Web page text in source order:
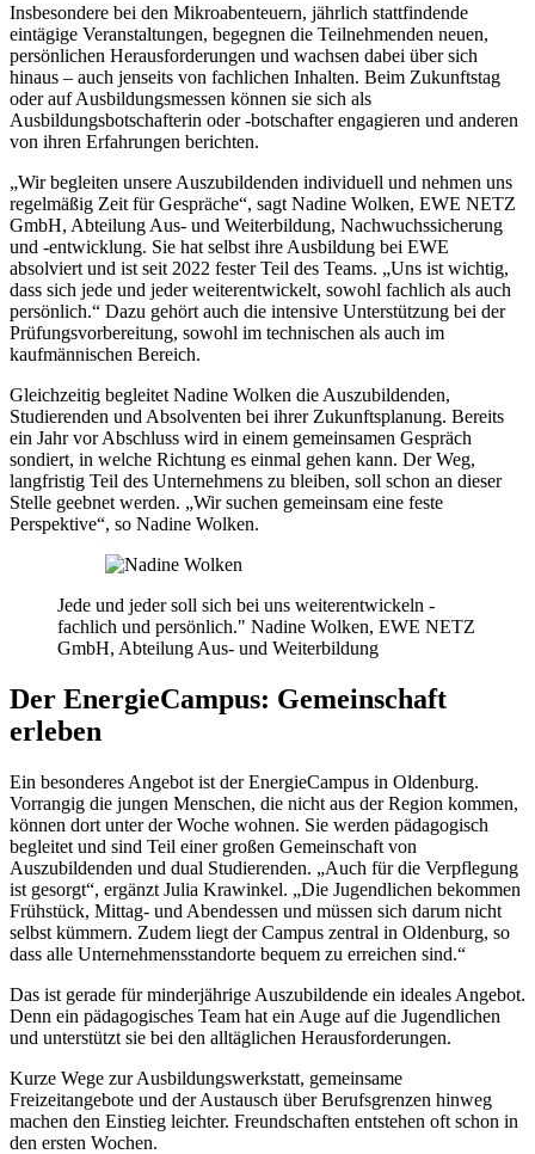
Insbesondere bei den Mikroabenteuern, jährlich stattfindende
eintägige Veranstaltungen, begegnen die Teilnehmenden neuen,
persönlichen Herausforderungen und wachsen dabei über sich
hinaus – auch jenseits von fachlichen Inhalten. Beim Zukunftstag
oder auf Ausbildungsmessen können sie sich als
Ausbildungsbotschafterin oder -botschafter engagieren und anderen
von ihren Erfahrungen berichten.
„Wir begleiten unsere Auszubildenden individuell und nehmen uns
regelmäßig Zeit für Gespräche“, sagt Nadine Wolken, EWE NETZ
GmbH, Abteilung Aus- und Weiterbildung, Nachwuchssicherung
und -entwicklung. Sie hat selbst ihre Ausbildung bei EWE
absolviert und ist seit 2022 fester Teil des Teams. „Uns ist wichtig,
dass sich jede und jeder weiterentwickelt, sowohl fachlich als auch
persönlich.“ Dazu gehört auch die intensive Unterstützung bei der
Prüfungsvorbereitung, sowohl im technischen als auch im
kaufmännischen Bereich.
Gleichzeitig begleitet Nadine Wolken die Auszubildenden,
Studierenden und Absolventen bei ihrer Zukunftsplanung. Bereits
ein Jahr vor Abschluss wird in einem gemeinsamen Gespräch
sondiert, in welche Richtung es einmal gehen kann. Der Weg,
langfristig Teil des Unternehmens zu bleiben, soll schon an dieser
Stelle geebnet werden. „Wir suchen gemeinsam eine feste
Perspektive“, so Nadine Wolken.
Jede und jeder soll sich bei uns weiterentwickeln -
fachlich und persönlich." Nadine Wolken, EWE NETZ
GmbH, Abteilung Aus- und Weiterbildung
Der EnergieCampus: Gemeinschaft
erleben
Ein besonderes Angebot ist der EnergieCampus in Oldenburg.
Vorrangig die jungen Menschen, die nicht aus der Region kommen,
können dort unter der Woche wohnen. Sie werden pädagogisch
begleitet und sind Teil einer großen Gemeinschaft von
Auszubildenden und dual Studierenden. „Auch für die Verpflegung
ist gesorgt“, ergänzt Julia Krawinkel. „Die Jugendlichen bekommen
Frühstück, Mittag- und Abendessen und müssen sich darum nicht
selbst kümmern. Zudem liegt der Campus zentral in Oldenburg, so
dass alle Unternehmensstandorte bequem zu erreichen sind.“
Das ist gerade für minderjährige Auszubildende ein ideales Angebot.
Denn ein pädagogisches Team hat ein Auge auf die Jugendlichen
und unterstützt sie bei den alltäglichen Herausforderungen.
Kurze Wege zur Ausbildungswerkstatt, gemeinsame
Freizeitangebote und der Austausch über Berufsgrenzen hinweg
machen den Einstieg leichter. Freundschaften entstehen oft schon in
den ersten Wochen.